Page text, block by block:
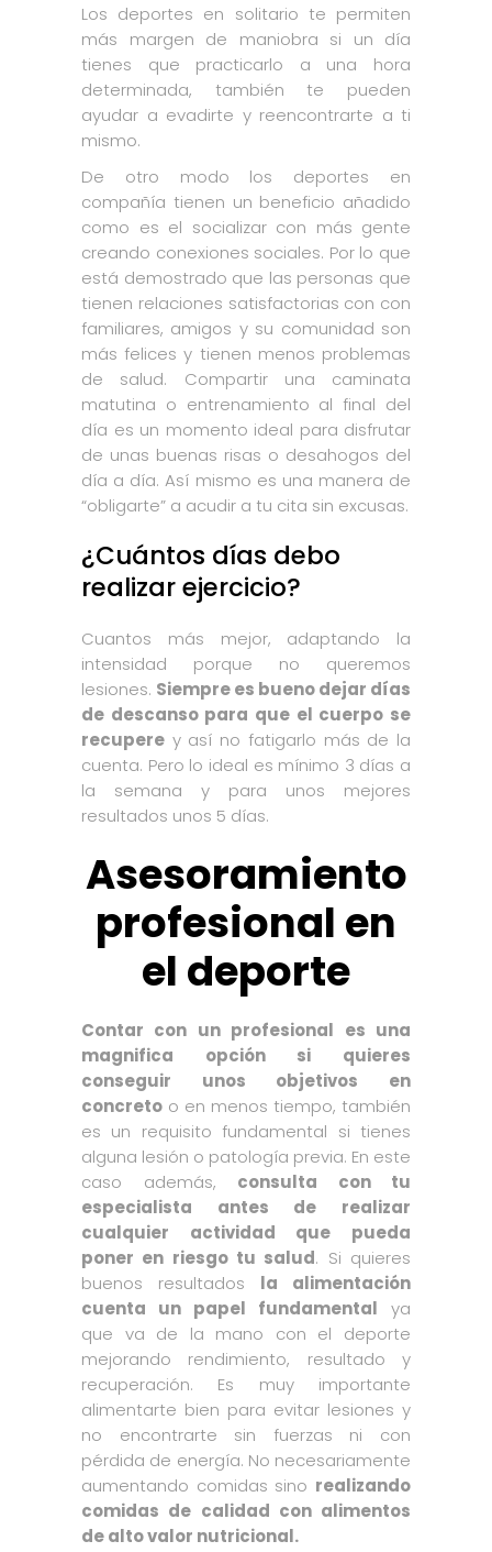
Los deportes en solitario te permiten
más margen de maniobra si un día
tienes que practicarlo a una hora
determinada, también te pueden
ayudar a evadirte y reencontrarte a ti
mismo.
De otro modo los deportes en
compañía tienen un beneficio añadido
como es el socializar con más gente
creando conexiones sociales. Por lo que
está demostrado que las personas que
tienen relaciones satisfactorias con con
familiares, amigos y su comunidad son
más felices y tienen menos problemas
de salud. Compartir una caminata
matutina o entrenamiento al final del
día es un momento ideal para disfrutar
de unas buenas risas o desahogos del
día a día. Así mismo es una manera de
“obligarte” a acudir a tu cita sin excusas.
¿Cuántos días debo
realizar ejercicio?
Cuantos más mejor, adaptando la
intensidad porque no queremos
lesiones. Siempre es bueno dejar días
de descanso para que el cuerpo se
recupere y así no fatigarlo más de la
cuenta. Pero lo ideal es mínimo 3 días a
la semana y para unos mejores
resultados unos 5 días.
Asesoramiento
profesional en
el deporte
Contar con un profesional es una
magnifica opción si quieres
conseguir unos objetivos en
concreto o en menos tiempo, también
es un requisito fundamental si tienes
alguna lesión o patología previa. En este
caso además, consulta con tu
especialista antes de realizar
cualquier actividad que pueda
poner en riesgo tu salud. Si quieres
buenos resultados la alimentación
cuenta un papel fundamental ya
que va de la mano con el deporte
mejorando rendimiento, resultado y
recuperación. Es muy importante
alimentarte bien para evitar lesiones y
no encontrarte sin fuerzas ni con
pérdida de energía. No necesariamente
aumentando comidas sino realizando
comidas de calidad con alimentos
de alto valor nutricional.